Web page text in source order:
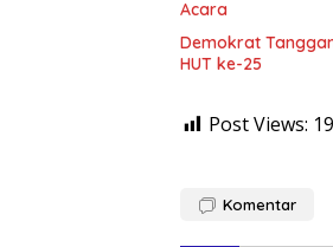
Acara
Demokrat
HUT ke-25
Post Views:
Komentar